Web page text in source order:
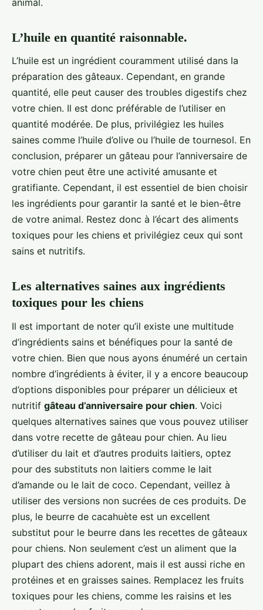
L’huile en quantité raisonnable.
L’huile est un ingrédient couramment utilisé dans la
préparation des gâteaux. Cependant, en grande
quantité, elle peut causer des troubles digestifs chez
votre chien. Il est donc préférable de l’utiliser en
quantité modérée. De plus, privilégiez les huiles
saines comme l’huile d’olive ou l’huile de tournesol. En
conclusion, préparer un gâteau pour l’anniversaire de
votre chien peut être une activité amusante et
gratifiante. Cependant, il est essentiel de bien choisir
les ingrédients pour garantir la santé et le bien-être
de votre animal. Restez donc à l’écart des aliments
toxiques pour les chiens et privilégiez ceux qui sont
sains et nutritifs.
Les alternatives saines aux ingrédients
toxiques pour les chiens
Il est important de noter qu’il existe une multitude
d’ingrédients sains et bénéfiques pour la santé de
votre chien. Bien que nous ayons énuméré un certain
nombre d’ingrédients à éviter, il y a encore beaucoup
d’options disponibles pour préparer un délicieux et
nutritif gâteau d’anniversaire pour chien. Voici
quelques alternatives saines que vous pouvez utiliser
dans votre recette de gâteau pour chien. Au lieu
d’utiliser du lait et d’autres produits laitiers, optez
pour des substituts non laitiers comme le lait
d’amande ou le lait de coco. Cependant, veillez à
utiliser des versions non sucrées de ces produits. De
plus, le beurre de cacahuète est un excellent
substitut pour le beurre dans les recettes de gâteaux
pour chiens. Non seulement c’est un aliment que la
plupart des chiens adorent, mais il est aussi riche en
protéines et en graisses saines. Remplacez les fruits
toxiques pour les chiens, comme les raisins et les